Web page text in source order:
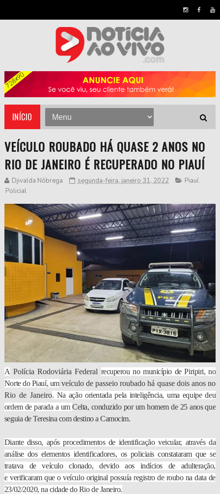
INÍCIO
VEÍCULO ROUBADO HÁ QUASE 2 ANOS NO
RIO DE JANEIRO É RECUPERADO NO PIAUÍ
Djivalda Nóbrega segunda-feira, janeiro 31, 2022 Piauí,
Policial
A Polícia Rodoviária Federal recuperou no município de Piripiri, no
Norte do Piauí, umveículo de passeio roubado há quase dois anos no
Rio de Janeiro. Na ação orientada pela inteligência, uma equipe deu
ordem de parada a um Celta, conduzido por um homem de 25 anos que
seguia de Teresina com destino a Camocim.
Diante disso, após procedimentos de identificação veicular, através da
análise dos elementos identificadores, os policiais constataram que se
tratava de veículo clonado, devido aos indícios de adulteração,
e verificaram que o veículo original possuía registro de roubo na data de
23/02/2020, na cidade do Rio de Janeiro.